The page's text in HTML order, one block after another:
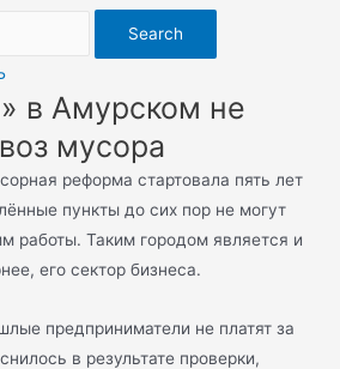
Search
в Амурском не
мусора
реформа стартовала пять лет
пункты до сих пор не могут
работы. Таким городом является и
его сектор бизнеса.
предприниматели не платят за
в результате проверки,